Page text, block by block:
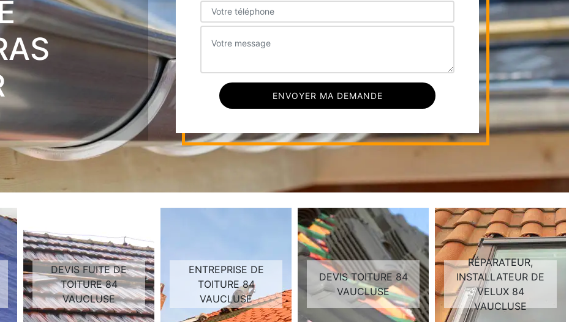
DEVIS FUITE DE
TOITURE 84
VAUCLUSE
ENTREPRISE DE
TOITURE 84
VAUCLUSE
DEVIS TOITURE 84
VAUCLUSE
RÉPARATEUR,
INSTALLATEUR DE
VELUX 84
VAUCLUSE